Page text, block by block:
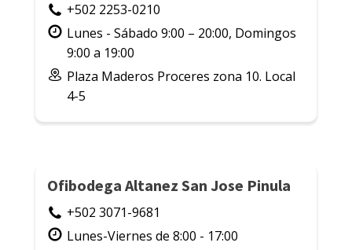
+502 2253-0210
Lunes - Sábado 9:00 – 20:00, Domingos
9:00 a 19:00
Plaza Maderos Proceres zona 10. Local
4-5
Ofibodega Altanez San Jose Pinula
+502 3071-9681
Lunes-Viernes de 8:00 - 17:00